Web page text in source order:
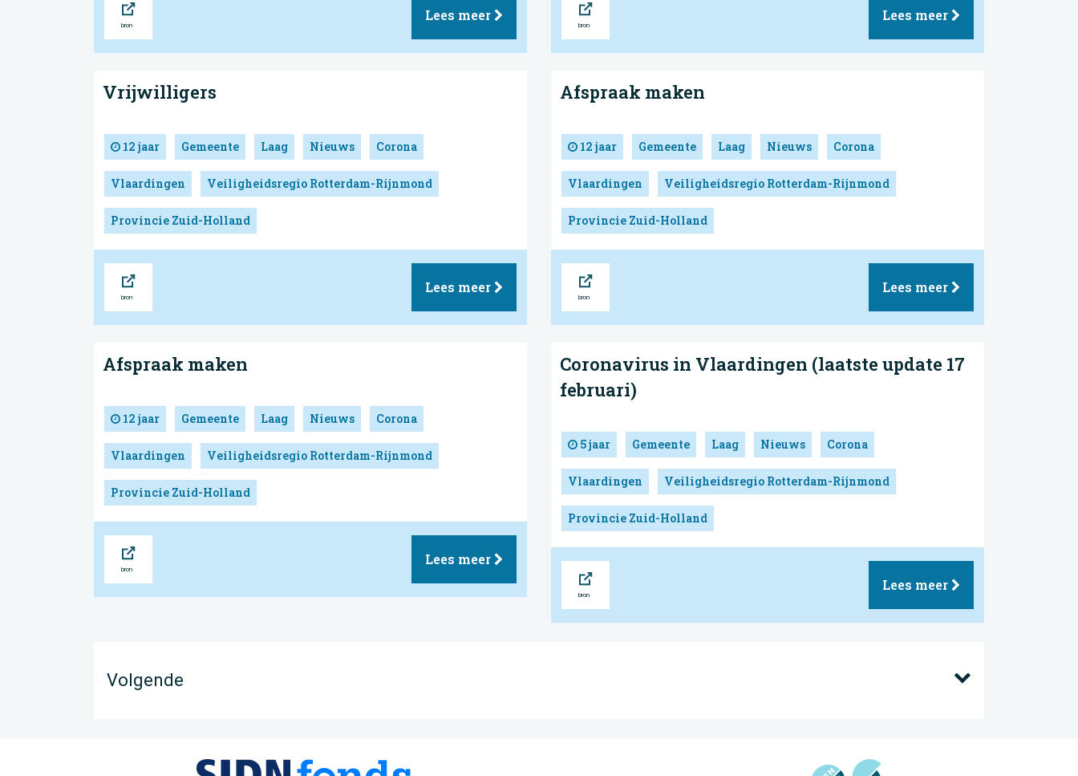
Lees meer Lees meer
Vrijwilligers
12 jaar Gemeente Laag Nieuws Corona
Vlaardingen Veiligheidsregio Rotterdam-Rijnmond
Provincie Zuid-Holland
Lees meer
Afspraak maken
12 jaar Gemeente Laag Nieuws Corona
Vlaardingen Veiligheidsregio Rotterdam-Rijnmond
Provincie Zuid-Holland
Lees meer
Afspraak maken
12 jaar Gemeente Laag Nieuws Corona
Vlaardingen Veiligheidsregio Rotterdam-Rijnmond
Provincie Zuid-Holland
Lees meer
Coronavirus in Vlaardingen (laatste update 17
februari)
5 jaar Gemeente Laag Nieuws Corona
Vlaardingen Veiligheidsregio Rotterdam-Rijnmond
Provincie Zuid-Holland
Lees meer
Volgende